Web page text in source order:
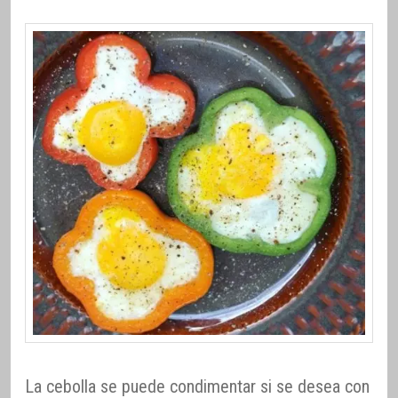
La cebolla se puede condimentar si se desea con